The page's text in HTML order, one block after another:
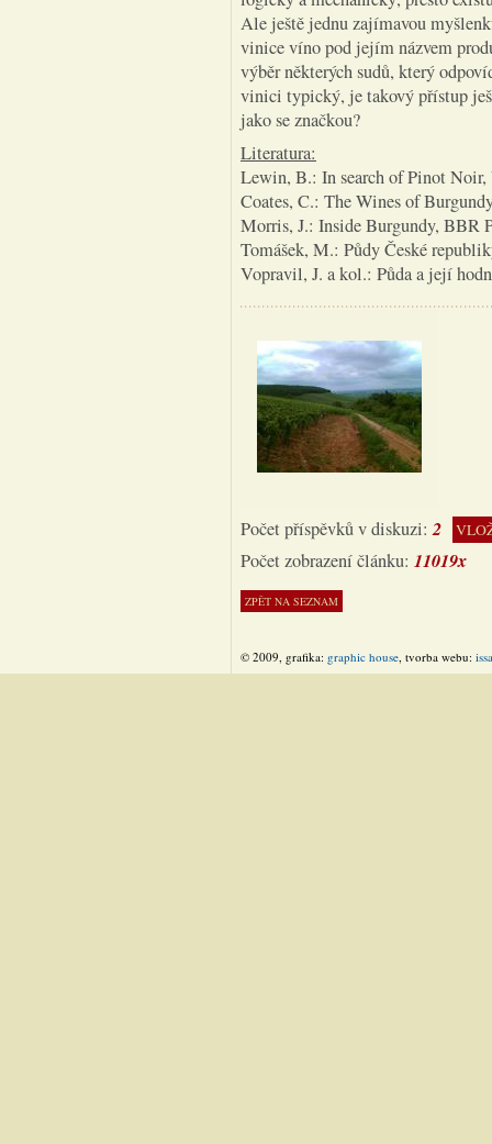
Ale ještě jednu zajímavou
vinice víno pod jejím názvem
výběr některých sudů, který
vinici typický, je takový přístup
jako se značkou?
Literatura:
Lewin, B.: In search of Pinot Noir,
Coates, C.: The Wines of
Morris, J.: Inside Burgundy, BBR
Tomášek, M.: Půdy České
Vopravil, J. a kol.: Půda a její
Počet příspěvků v diskuzi:2
Počet zobrazení článku: 11019x
© 2009, grafika: graphic house, tvorba webu: